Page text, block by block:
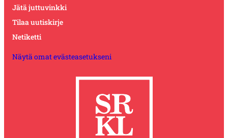
Jätä juttuvinkki
Tilaa uutiskirje
Netiketti
Näytä omat evästeasetukseni